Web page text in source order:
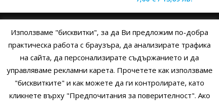
ОБЩИ УСЛОВИЯ УСЛОВИЯ И ПРАВИЛА
ПОЛИТИКА НА БИСКВИТКИТЕПОЛИТИКА ЗА ПОВЕРИТЕЛНОСТ
Използваме "бисквитки", за да Ви предложим по-добра
практическа работа с браузъра, да анализирате трафика
на сайта, да персонализирате съдържанието и да
управляваме рекламни карета. Прочетете как използваме
"бисквитките" и как можете да ги контролирате, като
кликнете върху "Предпочитания за поверителност". Ако